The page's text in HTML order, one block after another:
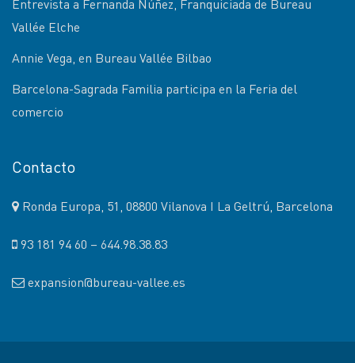
Entrevista a Fernanda Núñez, Franquiciada de Bureau
Vallée Elche
Annie Vega, en Bureau Vallée Bilbao
Barcelona-Sagrada Familia participa en la Feria del
comercio
Contacto
Ronda Europa, 51, 08800 Vilanova I La Geltrú, Barcelona
93 181 94 60 – 644.98.38.83
expansion@bureau-vallee.es